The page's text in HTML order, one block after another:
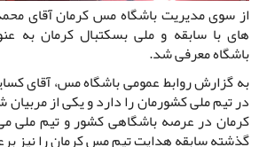
از سوی مدیریت باشگاه مس کرمان آقای
های با سابقه و ملی بسکتبال کرمان به
باشگاه معرفی شد.
به گزارش روابط عمومی باشگاه مس، آقای
در تیم ملی کشورمان را دارد و یکی از
کرمان در عرصه باشگاهی کشور و تیم ملی
گذشته سابقه هدایت تیم مس کرمان را نیز